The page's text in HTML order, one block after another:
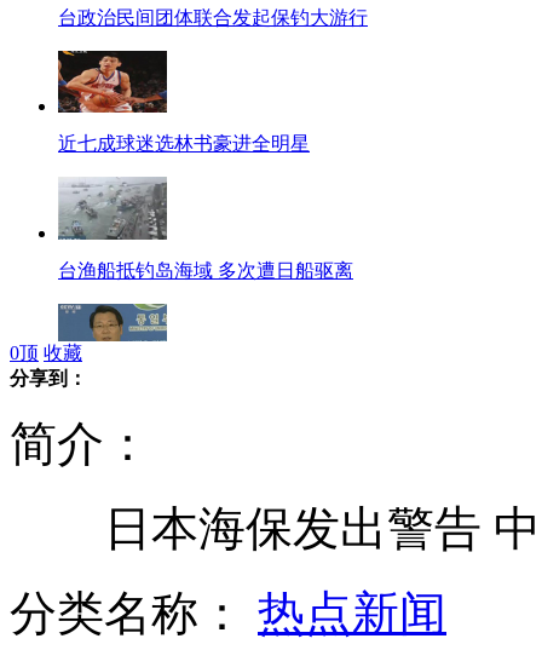
台政治民间团体联合发起保钓大游行
近七成球迷选林书豪进全明星
台渔船抵钓岛海域 多次遭日船驱离
宜兰渔民发起"为生存 护渔权"活动
0顶 收藏
分享到：
简介：
日本海保发出警告 中
分类名称： 热点新闻